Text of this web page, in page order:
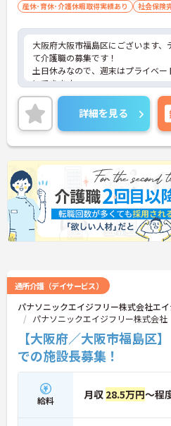
産休･育休･介護休暇取得実績あり
社会保険
大阪府大阪市福島区にございます、
て介護職の募集です！
土日休みなので、週末はプライベー
にできます。
ご興味のある方は、マイナビ介護職
せください。詳細を見る
通所介護（デイサービス）
パナソニックエイジフリー株式会社エ
パナソニックエイジフリー株式会社
【大阪府／大阪市福島
での施設長募集！
給料 月収 28.5万円～程